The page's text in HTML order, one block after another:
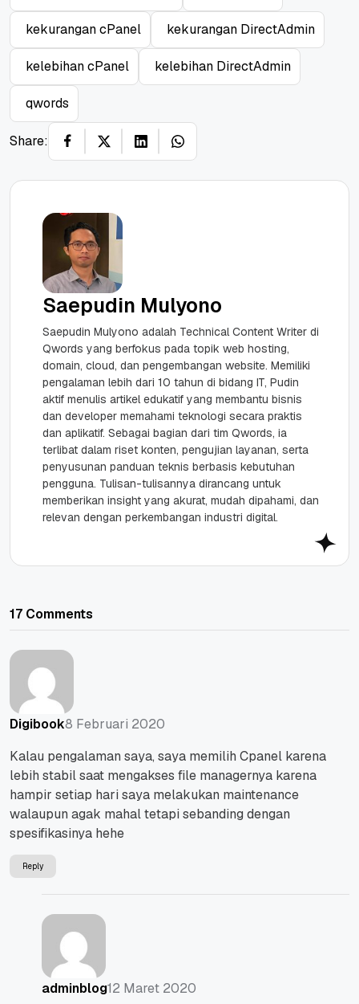
kekurangan cPanel kekurangan DirectAdmin
kelebihan cPanel kelebihan DirectAdmin
qwords
Share:
Saepudin Mulyono
Saepudin Mulyono adalah Technical Content Writer di
Qwords yang berfokus pada topik web hosting,
domain, cloud, dan pengembangan website. Memiliki
pengalaman lebih dari 10 tahun di bidang IT, Pudin
aktif menulis artikel edukatif yang membantu bisnis
dan developer memahami teknologi secara praktis
dan aplikatif. Sebagai bagian dari tim Qwords, ia
terlibat dalam riset konten, pengujian layanan, serta
penyusunan panduan teknis berbasis kebutuhan
pengguna. Tulisan-tulisannya dirancang untuk
memberikan insight yang akurat, mudah dipahami, dan
relevan dengan perkembangan industri digital.
17 Comments
Digibook8 Februari 2020
Kalau pengalaman saya, saya memilih Cpanel karena
lebih stabil saat mengakses file managernya karena
hampir setiap hari saya melakukan maintenance
walaupun agak mahal tetapi sebanding dengan
spesifikasinya hehe
Reply
adminblog12 Maret 2020